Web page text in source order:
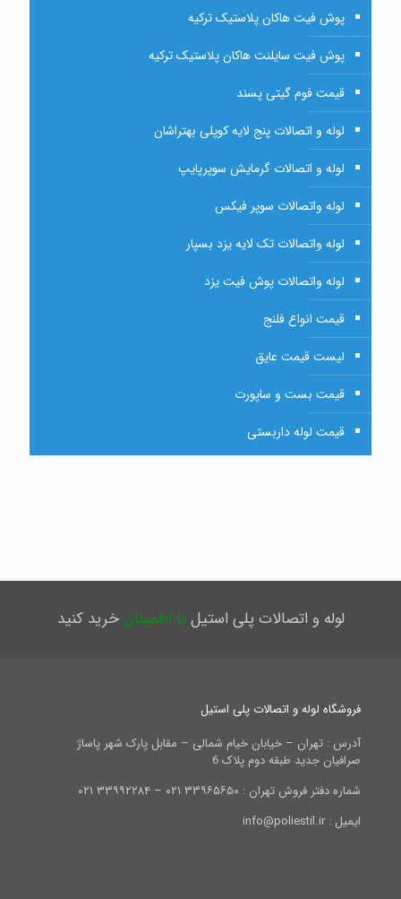
پوش فیت هاکان پلاستیک ترکیه
پوش فیت سایلنت هاکان پلاستیک ترکیه
قیمت فوم گیتی پسند
لوله و اتصالات پنج لایه کوپلی بهتراشان
لوله و اتصالات گرمایش سوپرپایپ
لوله واتصالات سوپر فیکس
لوله واتصالات تک لایه یزد بسپار
لوله واتصالات پوش فیت یزد
قیمت انواع فلنج
لیست قیمت عایق
قیمت بست و ساپورت
قیمت لوله داربستی
لوله و اتصالات پلی استیل با اطمینانخرید کنید
فروشگاه لوله و اتصالات پلی استیل
آدرس : تهران – خیابان خیام شمالی – مقابل پارک شهر پاساژ
صرافیان جدید طبقه دوم پلاک 6
شماره دفتر فروش تهران : ۳۳۹۶۵۶۵۰ ۰۲۱ – ۳۳۹۹۲۲۸۴ ۰۲۱
ایمیل : info@poliestil.ir